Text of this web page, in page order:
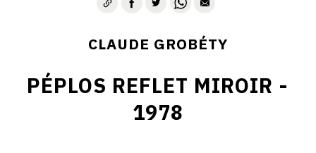
CLAUDE GROBÉTY
PÉPLOS REFLET MIROIR -
1978